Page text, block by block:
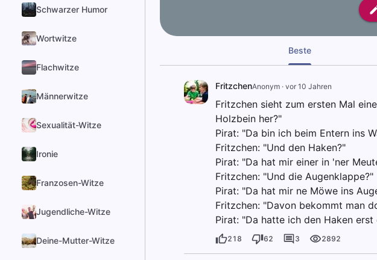
Schwarzer Humor
Wortwitze
Flachwitze
Männerwitze
Sexualität-Witze
Ironie
Franzosen-Witze
Jugendliche-Witze
Deine-Mutter-Witze
Beste
FritzchenAnonym· vor 10 Jahren
Fritzchen sieht zum ersten Mal
Holzbein her?"
Pirat: "Da bin ich beim Entern ins
Fritzchen: "Und den Haken?"
Pirat: "Da hat mir einer in 'ner
Fritzchen: "Und die Augenklappe?"
Pirat: "Da hat mir ne Möwe ins
Fritzchen: "Davon bekommt man
Pirat: "Da hatte ich den Haken erst
218 62 3 2892